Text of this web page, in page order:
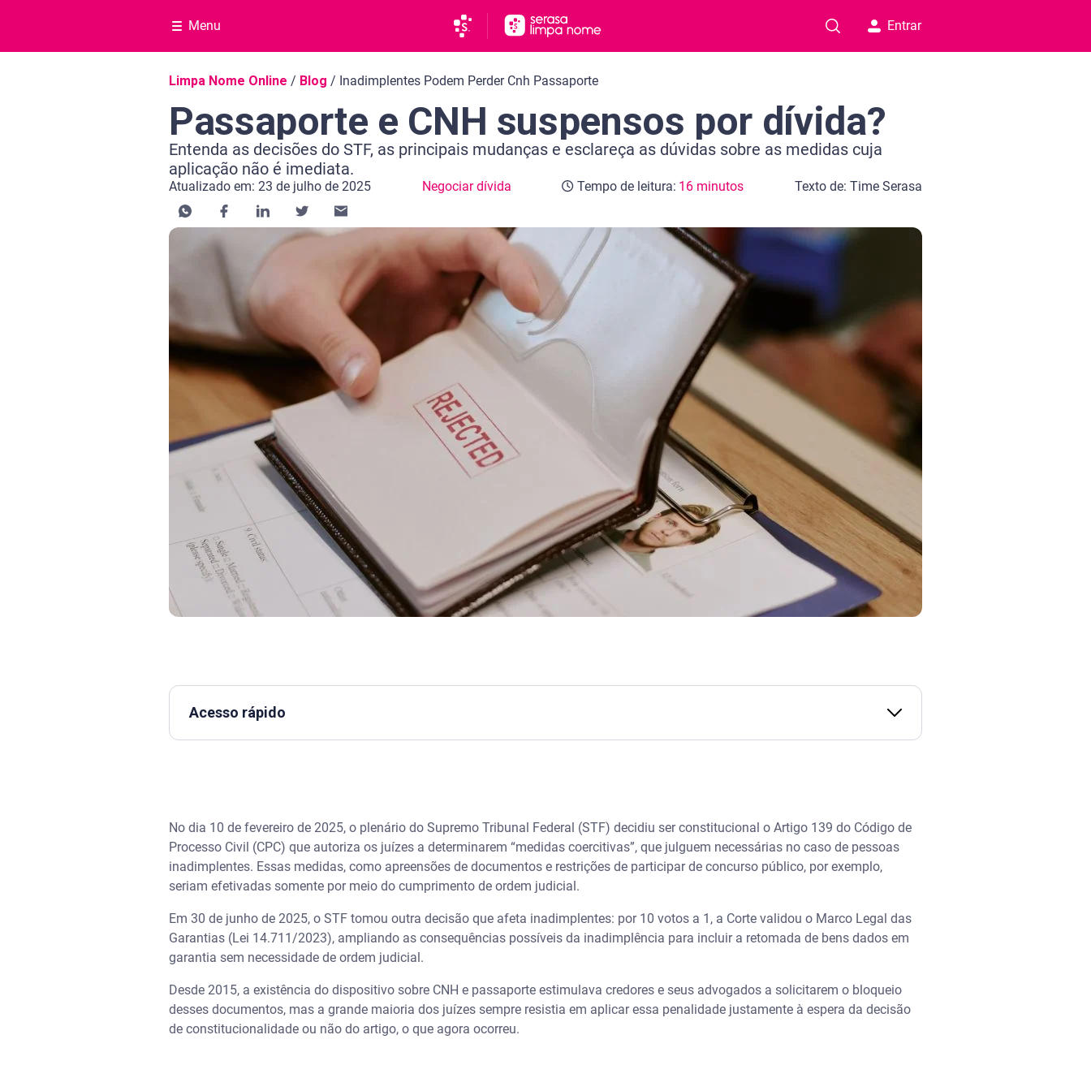
Menu Entrar
Navegação do blog
Limpa Nome Online / Blog / Inadimplentes Podem Perder Cnh Passaporte
Passaporte e CNH suspensos por dívida?
Entenda as decisões do STF, as principais mudanças e esclareça as dúvidas sobre as medidas cuja
aplicação não é imediata.
Atualizado em: 23 de julho de 2025 Negociar dívida
Categoria Negociar dívida Tempo de leitura: 16 minutos
Tempo de leitura: 16 minutos Texto de: Time Serasa
Acesso rápido
Retenção de CNH e passaporte de endividados não é medida automática
Medida foi contestada
TST define limites
Retomada de bens garantidos sem ordem judicial: o que diz o STF?
Resumo da decisão do STF
Quando isso pode ocorrer
No dia 10 de fevereiro de 2025, o plenário do Supremo Tribunal Federal (STF) decidiu ser constitucional o Artigo 139 do Código de
Processo Civil (CPC) que autoriza os juízes a determinarem “medidas coercitivas”, que julguem necessárias no caso de pessoas
inadimplentes. Essas medidas, como apreensões de documentos e restrições de participar de concurso público, por exemplo,
seriam efetivadas somente por meio do cumprimento de ordem judicial.
Em 30 de junho de 2025, o STF tomou outra decisão que afeta inadimplentes: por 10 votos a 1, a Corte validou o Marco Legal das
Garantias (Lei 14.711/2023), ampliando as consequências possíveis da inadimplência para incluir a retomada de bens dados em
garantia sem necessidade de ordem judicial.
Desde 2015, a existência do dispositivo sobre CNH e passaporte estimulava credores e seus advogados a solicitarem o bloqueio
desses documentos, mas a grande maioria dos juízes sempre resistia em aplicar essa penalidade justamente à espera da decisão
de constitucionalidade ou não do artigo, o que agora ocorreu.